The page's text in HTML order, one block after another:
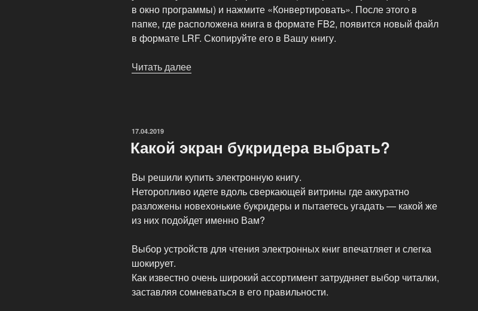
в окно программы) и нажмите «Конвертировать». После этого в
папке, где расположена книга в формате FB2, появится новый файл
в формате LRF. Скопируйте его в Вашу книгу.
Читать далее
ОПУБЛИКОВАНО
17.04.2019
Какой экран букридера выбрать?
Вы решили купить электронную книгу.
Неторопливо идете вдоль сверкающей витрины где аккуратно
разложены новехонькие букридеры и пытаетесь угадать — какой же
из них подойдет именно Вам?
Выбор устройств для чтения электронных книг впечатляет и слегка
шокирует.
Как известно очень широкий ассортимент затрудняет выбор читалки,
заставляя сомневаться в его правильности.